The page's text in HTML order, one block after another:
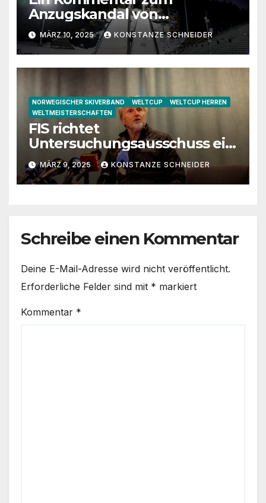
Anzugskandal von
Trondheim
MÄRZ 10, 2025 KONSTANZE SCHNEIDER
NORWEGISCHER SKIVERBAND WELTCUP
WELTCUP HERREN
WELTMEISTERSCHAFTEN
FIS richtet
Untersuchungsausschuss ein
– Norwegischer Skiverband
bezieht Stellung
MÄRZ 9, 2025 KONSTANZE SCHNEIDER
Schreibe einen Kommentar
Deine E-Mail-Adresse wird nicht veröffentlicht.
Erforderliche Felder sind mit * markiert
Kommentar *